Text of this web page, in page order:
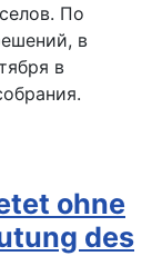
По
в
в
ohne
des